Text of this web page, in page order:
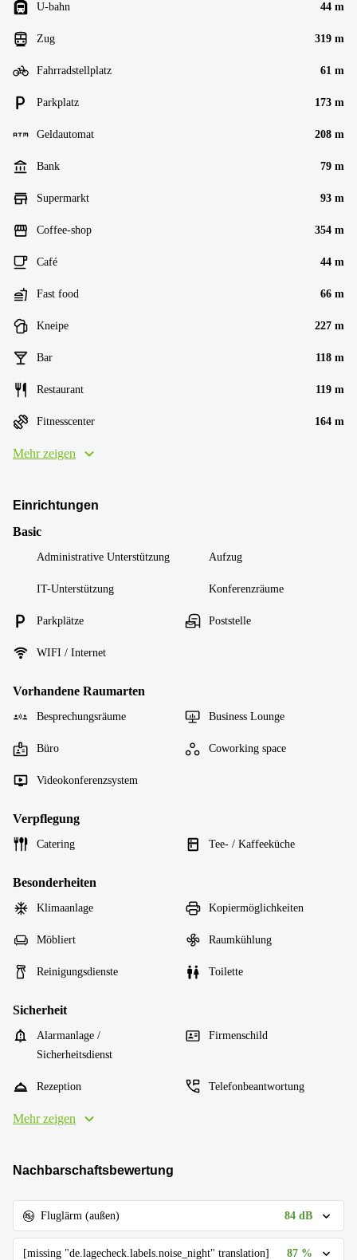
U-bahn 44 m
Zug 319 m
Fahrradstellplatz 61 m
Parkplatz 173 m
Geldautomat 208 m
Bank 79 m
Supermarkt 93 m
Coffee-shop 354 m
Café 44 m
Fast food 66 m
Kneipe 227 m
Bar 118 m
Restaurant 119 m
Fitnesscenter 164 m
Mehr zeigen
Einrichtungen
Basic
Administrative Unterstützung Aufzug
IT-Unterstützung Konferenzräume
Parkplätze Poststelle
WIFI / Internet
Vorhandene Raumarten
Besprechungsräume Business Lounge
Büro Coworking space
Videokonferenzsystem
Verpflegung
Catering Tee- / Kaffeeküche
Besonderheiten
Klimaanlage Kopiermöglichkeiten
Möbliert Raumkühlung
Reinigungsdienste Toilette
Sicherheit
Alarmanlage /
Sicherheitsdienst
Firmenschild
Rezeption Telefonbeantwortung
Mehr zeigen
Nachbarschaftsbewertung
Fluglärm (außen) 84 dB
[missing "de.lagecheck.labels.noise_night" translation] 87 %